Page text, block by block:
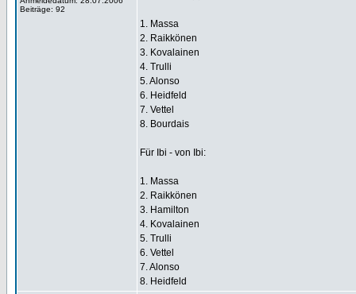
Beiträge: 92
1. Massa
2. Raikkönen
3. Kovalainen
4. Trulli
5. Alonso
6. Heidfeld
7. Vettel
8. Bourdais
Für Ibi - von Ibi:
1. Massa
2. Raikkönen
3. Hamilton
4. Kovalainen
5. Trulli
6. Vettel
7. Alonso
8. Heidfeld